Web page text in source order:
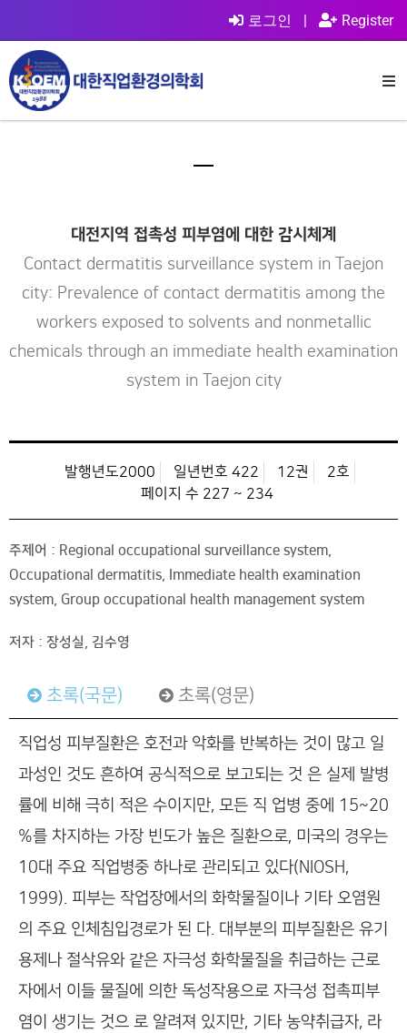
로그인 | Register
대전지역 접촉성 피부염에 대한 감시체계
Contact dermatitis surveillance system in Taejon
city: Prevalence of contact dermatitis among the
workers exposed to solvents and nonmetallic
chemicals through an immediate health examination
system in Taejon city
발행년도2000 일년번호 422 12권
2호
페이지 수 227 ~ 234
주제어 : Regional occupational surveillance system,
Occupational dermatitis, Immediate health examination
system, Group occupational health management system
저자 : 장성실, 김수영
초록(국문) 초록(영문)
직업성 피부질환은 호전과 악화를 반복하는 것이 많고 일
과성인 것도 흔하여 공식적으로 보고되는 것 은 실제 발병
률에 비해 극히 적은 수이지만, 모든 직 업병 중에 15~20
%를 차지하는 가장 빈도가 높은 질환으로, 미국의 경우는
10대 주요 직업병중 하나로 관리되고 있다(NIOSH,
1999). 피부는 작업장에서의 화학물질이나 기타 오염원
의 주요 인체침입경로가 된 다. 대부분의 피부질환은 유기
용제나 절삭유와 같은 자극성 화학물질을 취급하는 근로
자에서 이들 물질에 의한 독성작용으로 자극성 접촉피부
염이 생기는 것으 로 알려져 있지만, 기타 농약취급자, 라